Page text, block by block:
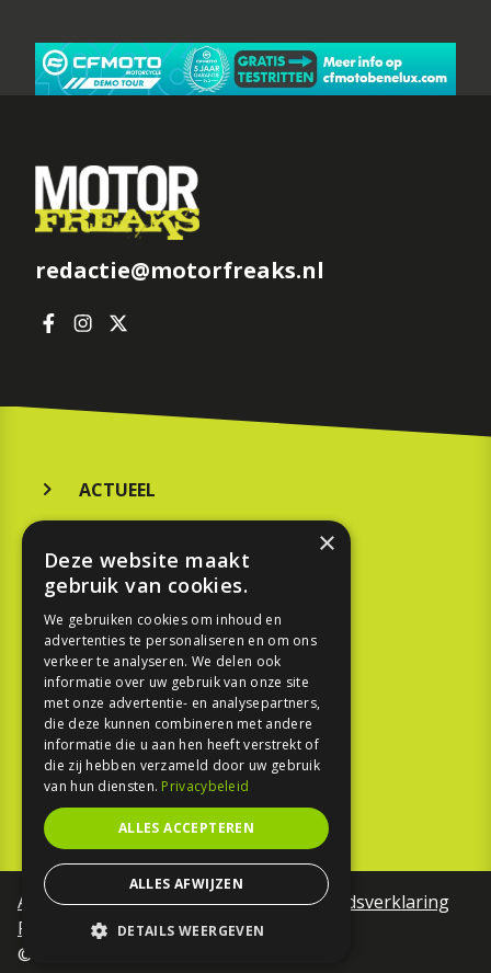
redactie@motorfreaks.nl
ACTUEEL
KOOPGIDS
TESTEN
SPORT
REPORTAGE
TOUREN
NIEUWSBRIEF
Algemene voorwaardenToegankelijkheidsverklaring
Privacy Policy
©Motorfreaks 2026
×
Deze website maakt
gebruik van cookies.
We gebruiken cookies om inhoud en
advertenties te personaliseren en om ons
verkeer te analyseren. We delen ook
informatie over uw gebruik van onze site
met onze advertentie- en analysepartners,
die deze kunnen combineren met andere
informatie die u aan hen heeft verstrekt of
die zij hebben verzameld door uw gebruik
van hun diensten. Privacybeleid
ALLES ACCEPTEREN
ALLES AFWIJZEN
DETAILS WEERGEVEN